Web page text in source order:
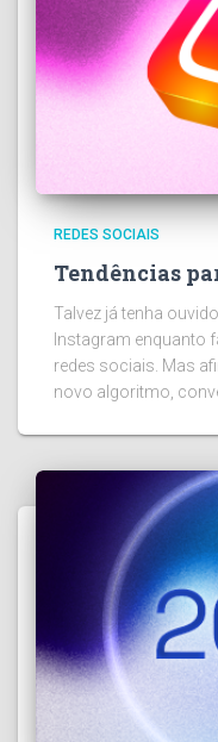
REDES SOCIAIS
Tendências
Talvez já tenha
Instagram enquanto
redes sociais. Mas
novo algoritmo,